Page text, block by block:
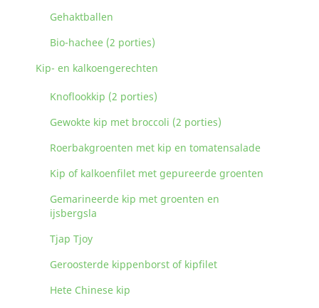
Gehaktballen
Bio-hachee (2 porties)
Kip- en kalkoengerechten
Knoflookkip (2 porties)
Gewokte kip met broccoli (2 porties)
Roerbakgroenten met kip en tomatensalade
Kip of kalkoenfilet met gepureerde groenten
Gemarineerde kip met groenten en
ijsbergsla
Tjap Tjoy
Geroosterde kippenborst of kipfilet
Hete Chinese kip